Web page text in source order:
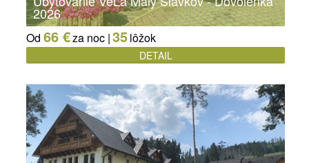
2026
Od 66 €za noc |35lôžok
DETAIL